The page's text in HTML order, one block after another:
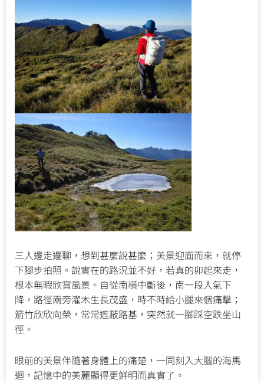
三人邊走邊聊，想到甚麼說甚麼；美景迎面而來，就停
下腳步拍照。說實在的路況並不好，若真的卯起來走，
根本無暇欣賞風景。自從南橫中斷後，南一段人氣下
降，路徑兩旁灌木生長茂盛，時不時給小腿來個痛擊；
箭竹欣欣向榮，常常遮蔽路基，突然就一腳踩空跌坐山
徑。
眼前的美景伴隨著身體上的痛楚，一同刻入大腦的海馬
迴，記憶中的美麗顯得更鮮明而真實了。